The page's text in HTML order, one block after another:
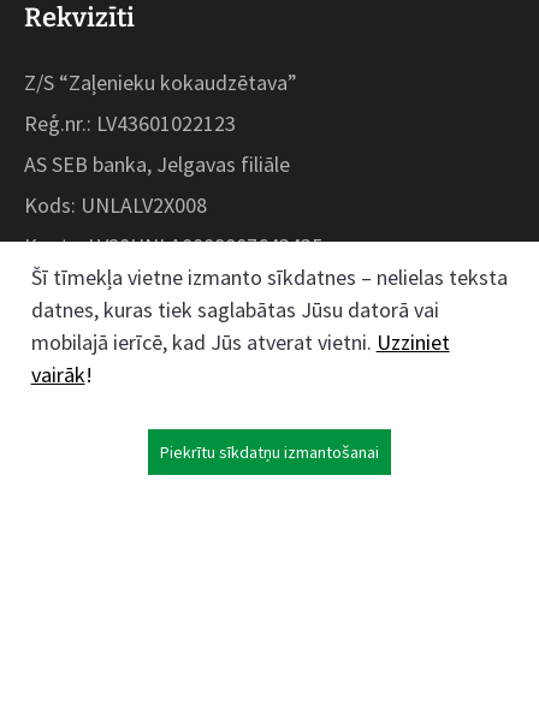
Rekvizīti
Z/S “Zaļenieku kokaudzētava”
Reģ.nr.: LV43601022123
AS SEB banka, Jelgavas filiāle
Kods: UNLALV2X008
Konts: LV28UNLA0008007643435
Kokaudzētavas iela 1, Zaļenieki, Zaļenieku
pagasts, Jelgavas novads, LV- 3011, Latvija
Šī tīmekļa vietne izmanto sīkdatnes – nelielas teksta
datnes, kuras tiek saglabātas Jūsu datorā vai
mobilajā ierīcē, kad Jūs atverat vietni. Uzziniet
vairāk!
Piekrītu sīkdatņu izmantošanai